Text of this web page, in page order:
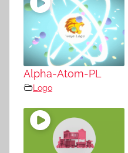
Alpha-Atom-PL
Logo